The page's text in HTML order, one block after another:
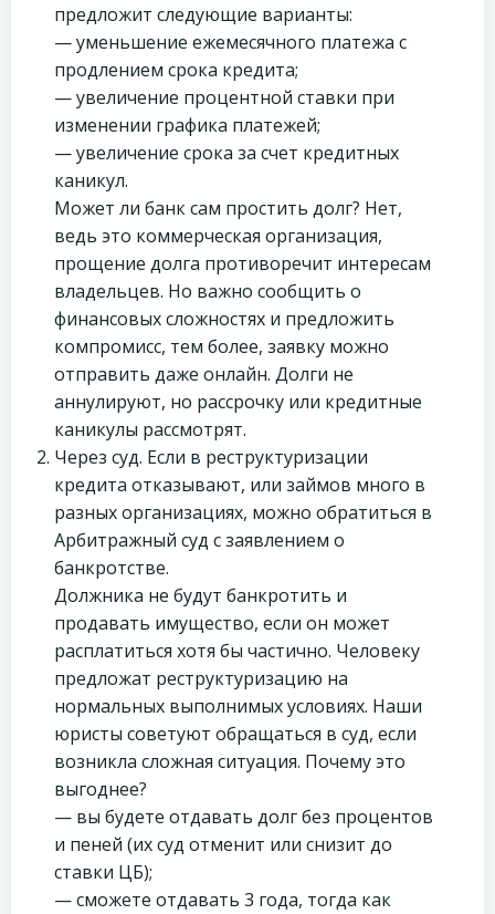
предложит следующие варианты:
— уменьшение ежемесячного платежа с
продлением срока кредита;
— увеличение процентной ставки при
изменении графика платежей;
— увеличение срока за счет кредитных
каникул.
Может ли банк сам простить долг? Нет,
ведь это коммерческая организация,
прощение долга противоречит интересам
владельцев. Но важно сообщить о
финансовых сложностях и предложить
компромисс, тем более, заявку можно
отправить даже онлайн. Долги не
аннулируют, но рассрочку или кредитные
каникулы рассмотрят.
Через суд. Если в реструктуризации
кредита отказывают, или займов много в
разных организациях, можно обратиться в
Арбитражный суд с заявлением о
банкротстве.
Должника не будут банкротить и
продавать имущество, если он может
расплатиться хотя бы частично. Человеку
предложат реструктуризацию на
нормальных выполнимых условиях. Наши
юристы советуют обращаться в суд, если
возникла сложная ситуация. Почему это
выгоднее?
— вы будете отдавать долг без процентов
и пеней (их суд отменит или снизит до
ставки ЦБ);
— сможете отдавать 3 года, тогда как